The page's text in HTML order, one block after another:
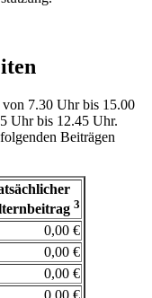
7.30 Uhr bis 15.00
Uhr bis 12.45 Uhr.
Beiträgen
3
0,00 €
0,00 €
0,00 €
0,00 €